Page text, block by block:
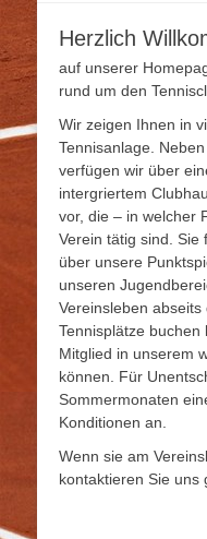
Herzlich
auf unserer
rund um den
Wir zeigen Ihnen in
Tennisanlage.
verfügen wir über
intergriertem
vor, die – in welcher
Verein tätig sind. Sie
über unsere
unseren
Vereinsleben
Tennisplätze buchen
Mitglied in unserem
können. Für
Sommermonaten
Konditionen an.
Wenn sie am
kontaktieren Sie uns